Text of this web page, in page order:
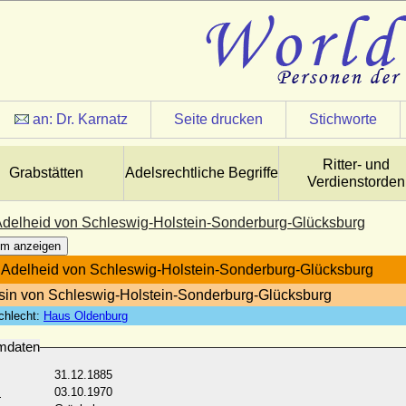
an: Dr. Karnatz Seite drucken Stichworte
Grabstätten Adelsrechtliche Begriffe
Ritter- und
Verdienstorden
von Schleswig-Holstein-Sonderburg-Glücksburg
anzeigen
von Schleswig-Holstein-Sonderburg-Glücksburg
von Schleswig-Holstein-Sonderburg-Glücksburg
Haus Oldenburg
31.12.1885
03.10.1970